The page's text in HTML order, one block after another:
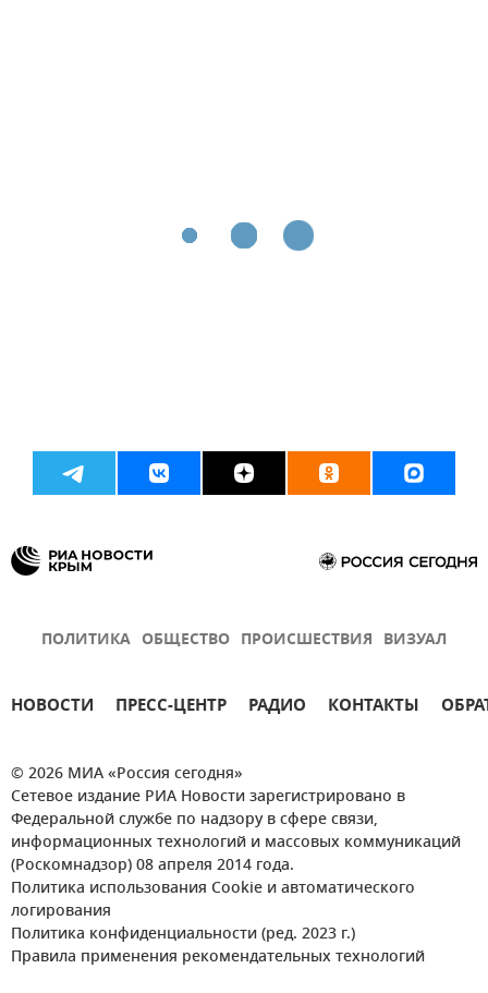
ПОЛИТИКА ОБЩЕСТВО ПРОИСШЕСТВИЯ ВИЗУАЛ
НОВОСТИ ПРЕСС-ЦЕНТР РАДИО КОНТАКТЫ
© 2026 МИА «Россия сегодня»
Сетевое издание РИА Новости зарегистрировано в
Федеральной службе по надзору в сфере связи,
информационных технологий и массовых коммуникаций
(Роскомнадзор) 08 апреля 2014 года.
Политика использования Cookie и автоматического
логирования
Политика конфиденциальности (ред. 2023 г.)
Правила применения рекомендательных технологий